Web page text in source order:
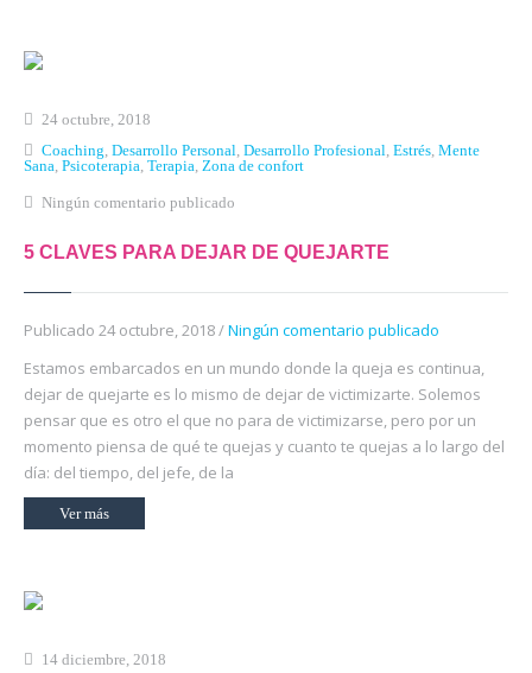
Inicio
El Modelo Crea-t
Servicios
Tienda Online
Blog
Contacto
24 octubre, 2018
Coaching Desarrollo Personal Desarrollo Profesional Estrés Mente
Sana Psicoterapia Terapia Zona de confort
Ningún comentario publicado
5 CLAVES PARA DEJAR DE QUEJARTE
Publicado 24 octubre, 2018 /Ningún comentario publicado
Estamos embarcados en un mundo donde la queja es continua,
dejar de quejarte es lo mismo de dejar de victimizarte. Solemos
pensar que es otro el que no para de victimizarse, pero por un
momento piensa de qué te quejas y cuanto te quejas a lo largo del
día: del tiempo, del jefe, de la
Ver más
14 diciembre, 2018